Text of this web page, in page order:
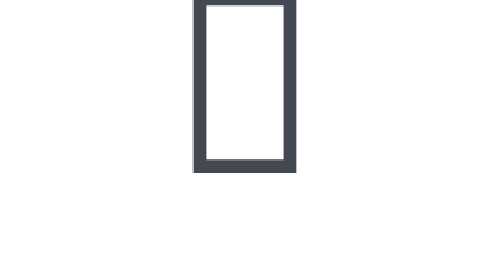
